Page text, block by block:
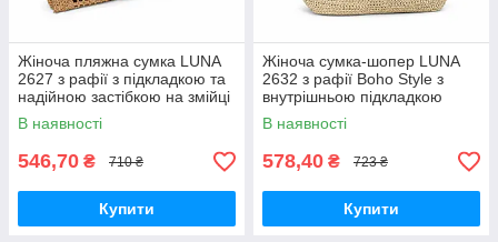
Жіноча пляжна сумка LUNA
2627 з рафії з підкладкою та
надійною застібкою на змійці
В наявності
546,70 ₴ 710 ₴
Купити
Жіноча сумка-шопер LUNA
2632 з рафії Boho Style з
внутрішньою підкладкою
В наявності
578,40 ₴ 723 ₴
Купити